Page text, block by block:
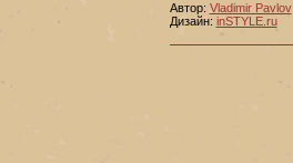
Автор: Vladimir Pavlov
Дизайн: inSTYLE.ru